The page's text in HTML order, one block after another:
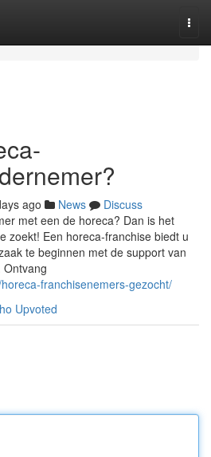
ago News
Discuss
met een de horeca? Dan is het
zoekt! Een horeca-franchise biedt u
te beginnen met de support van
franchisenemers-gezocht/
Upvoted